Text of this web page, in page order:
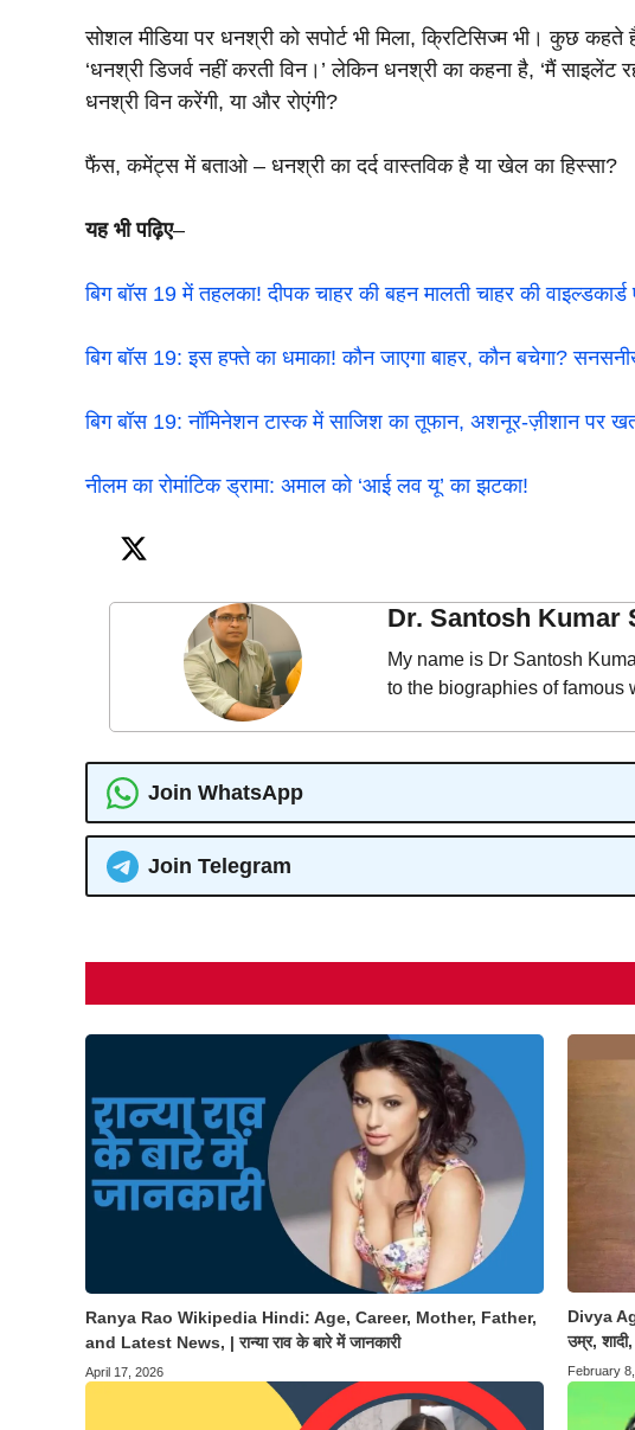
सोशल मीडिया पर धनश्री को सपोर्ट भी मिला, क्रिटिसिज्म भी। कुछ कहते
‘धनश्री डिजर्व नहीं करती विन।’ लेकिन धनश्री का कहना है, ‘मैं
धनश्री विन करेंगी, या और रोएंगी?
फैंस, कमेंट्स में बताओ – धनश्री का दर्द वास्तविक है या खेल का हिस्सा?
यह भी पढ़िए–
बिग बॉस 19 में तहलका! दीपक चाहर की बहन मालती चाहर की
बिग बॉस 19: इस हफ्ते का धमाका! कौन जाएगा बाहर, कौन बचेगा?
बिग बॉस 19: नॉमिनेशन टास्क में साजिश का तूफान, अशनूर-ज़ीशान पर
नीलम का रोमांटिक ड्रामा: अमाल को ‘आई लव यू’ का झटका!
Dr. Santosh Kumar
My name is Dr Santosh
to the biographies of famous
Join WhatsApp
Join Telegram
Ranya Rao Wikipedia Hindi: Age, Career, Mother, Father,
and Latest News, | रान्या राव के बारे में जानकारी
April 17, 2026
Divya
उम्र,
February